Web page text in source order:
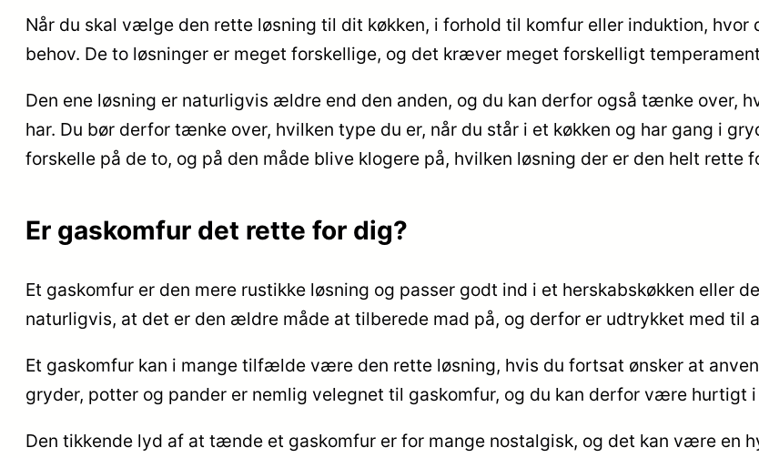
Når du skal vælge den rette løsning til dit køkken, i forhold til komfur eller induktion,
behov. De to løsninger er meget forskellige, og det kræver meget forskelligt
Den ene løsning er naturligvis ældre end den anden, og du kan derfor også tænke over,
har. Du bør derfor tænke over, hvilken type du er, når du står i et køkken og har gang i
forskelle på de to, og på den måde blive klogere på, hvilken løsning der er den helt rette
Er gaskomfur det rette for dig?
Et gaskomfur er den mere rustikke løsning og passer godt ind i et herskabskøkken eller
naturligvis, at det er den ældre måde at tilberede mad på, og derfor er udtrykket med til
Et gaskomfur kan i mange tilfælde være den rette løsning, hvis du fortsat ønsker at
gryder, potter og pander er nemlig velegnet til gaskomfur, og du kan derfor være hurtigt
Den tikkende lyd af at tænde et gaskomfur er for mange nostalgisk, og det kan være en